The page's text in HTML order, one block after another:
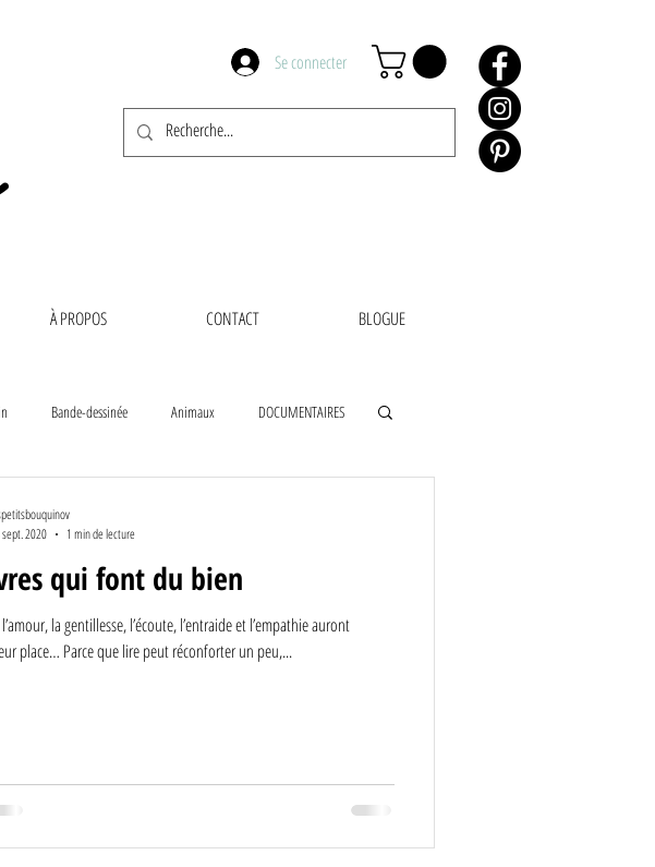
Se connecter
À PROPOS CONTACT BLOGUE
Bande-dessinée Animaux DOCUMENTAIRES
et technologies Tout-carton
qui font du bien
la gentillesse, l’écoute, l’entraide et l’empathie auront
place… Parce que lire peut réconforter un peu,...
2020
1 min de lecture